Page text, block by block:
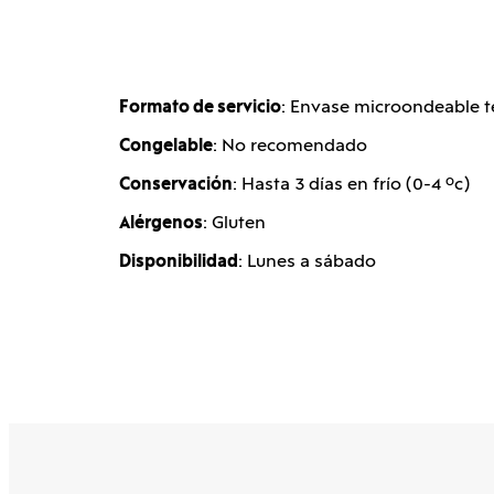
Formato de servicio: Envase microondeable
Congelable: No recomendado
Conservación: Hasta 3 días en frío (0-4 ºc)
Alérgenos: Gluten
Disponibilidad : Lunes a sábado